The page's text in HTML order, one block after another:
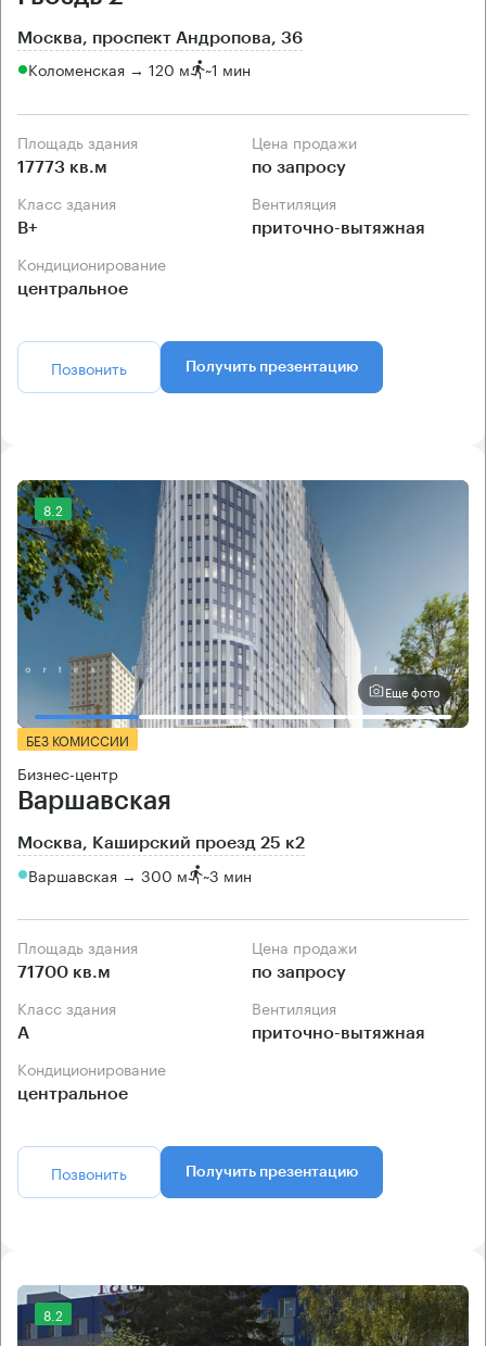
Москва, проспект Андропова, 36
Коломенская → 120 м ~1 мин
Площадь здания
17773 кв.м
Цена продажи
по запросу
Класс здания
B+
Вентиляция
приточно-вытяжная
Кондиционирование
центральное
Позвонить Получить презентацию
8.2
Еще фото
БЕЗ КОМИССИИ
Бизнес-центр
Варшавская
Москва, Каширский проезд 25 к2
Варшавская → 300 м ~3 мин
Площадь здания
71700 кв.м
Цена продажи
по запросу
Класс здания
А
Вентиляция
приточно-вытяжная
Кондиционирование
центральное
Позвонить Получить презентацию
8.2